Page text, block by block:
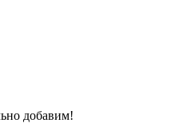
добавим!